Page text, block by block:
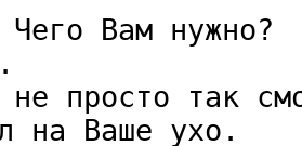
Вам нужно?
просто так
на Ваше ухо.